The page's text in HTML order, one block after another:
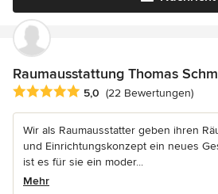
Raumausstattung Thomas
Durchschnittliche Bewertung: 5 von
5,0 (22 Bewertungen)
Wir als Raumausstatter geben ihren
und Einrichtungskonzept ein neues
ist es für sie ein moder...
Mehr